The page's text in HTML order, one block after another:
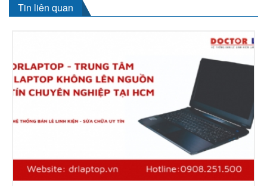
Tin liên quan